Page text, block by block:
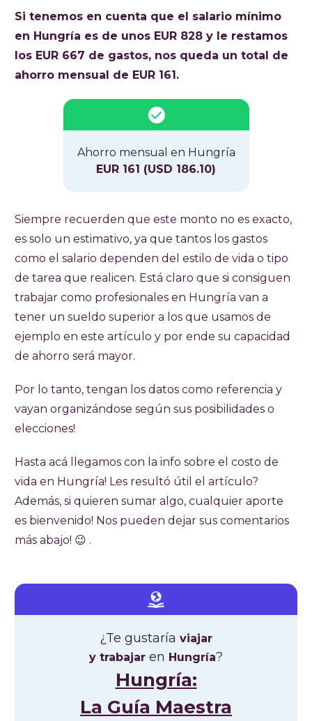
Si tenemos en cuenta que el salario mínimo
en Hungría es de unos EUR 828 y le restamos
los EUR 667 de gastos, nos queda un total de
ahorro mensual de EUR 161.
Ahorro mensual en Hungría
EUR 161 (USD 186.10)
Siempre recuerden que este monto no es exacto,
es solo un estimativo, ya que tantos los gastos
como el salario dependen del estilo de vida o tipo
de tarea que realicen. Está claro que si consiguen
trabajar como profesionales en Hungría van a
tener un sueldo superior a los que usamos de
ejemplo en este artículo y por ende su capacidad
de ahorro será mayor.
Por lo tanto, tengan los datos como referencia y
vayan organizándose según sus posibilidades o
elecciones!
Hasta acá llegamos con la info sobre el costo de
vida en Hungría! Les resultó útil el artículo?
Además, si quieren sumar algo, cualquier aporte
es bienvenido! Nos pueden dejar sus comentarios
más abajo! 😉 .
¿Te gustaría viajar
y trabajar en Hungría?
Hungría:
La Guía Maestra